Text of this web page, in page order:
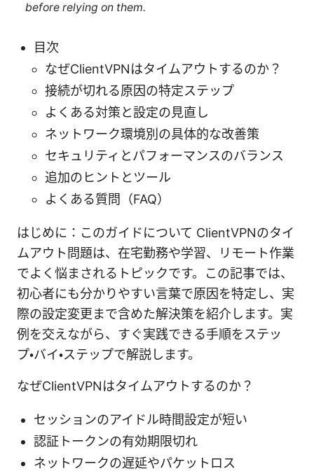
before relying on them.
目次
なぜClientVPNはタイムアウトするのか？
接続が切れる原因の特定ステップ
よくある対策と設定の見直し
ネットワーク環境別の具体的な改善策
セキュリティとパフォーマンスのバランス
追加のヒントとツール
よくある質問（FAQ）
はじめに：このガイドについて ClientVPNのタイ
ムアウト問題は、在宅勤務や学習、リモート作業
でよく悩まされるトピックです。この記事では、
初心者にも分かりやすい言葉で原因を特定し、実
際の設定変更まで含めた解決策を紹介します。実
例を交えながら、すぐ実践できる手順をステッ
プ・バイ・ステップで解説します。
なぜClientVPNはタイムアウトするのか？
セッションのアイドル時間設定が短い
認証トークンの有効期限切れ
ネットワークの遅延やパケットロス